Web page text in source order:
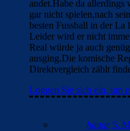
andet.Habe da
gar nicht spielen,nach
besten Fussball in der La
Leider wird er nicht
Real würde ja auch
ausging.Die komische
Direktvergleich zählt
Loggen Sie sich ein, um
hauar 5.